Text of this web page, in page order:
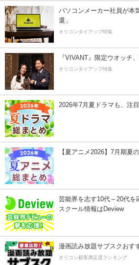
パソコンメーカー社員が本
選」
オリコンタイアップ特集
『VIVANT』限定ウオッチ
オリコンタイアップ特集
2026年7月夏ドラマも、注
【夏アニメ2026】7月期夏
芸能界を志す10代～20代を
スクール情報はDeview
漫画読み放題サブスクおす
オリコン顧客満足度ランキング